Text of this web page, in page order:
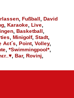
Fußball
David
Karaoke Live
Basketball
Minigolf, Stadt,
Act´s Point, Volley,
*Swimmingpool*
Bar, Rovinj